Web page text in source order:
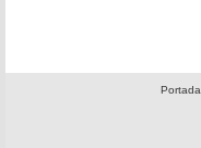
Portada